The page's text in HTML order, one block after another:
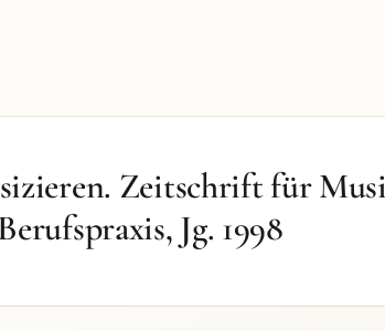
Zeitschrift für
Jg. 1998